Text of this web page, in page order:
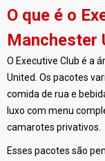
O que é o
Manchester
O Executive Club é a
United. Os pacotes
comida de rua e
luxo com menu
camarotes privativos.
Esses pacotes são